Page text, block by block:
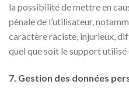
la possibilité de mettre en
pénale de l’utilisateur,
caractère raciste, injurieux,
quel que soit le support
7. Gestion des données